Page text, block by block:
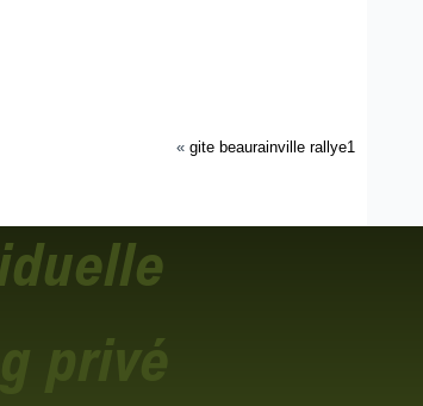
« gite beaurainville rallye1